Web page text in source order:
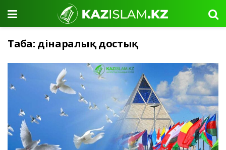
Таңба: дінаралық достық